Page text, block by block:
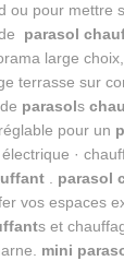
ou pour mettre
parasol
large
terrasse sur
parasols
pour un
·
. parasol
vos espaces
s et
mini